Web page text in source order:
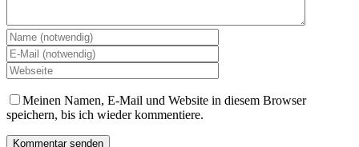
Meinen Namen, E-Mail und Website in diesem Browser
speichern, bis ich wieder kommentiere.